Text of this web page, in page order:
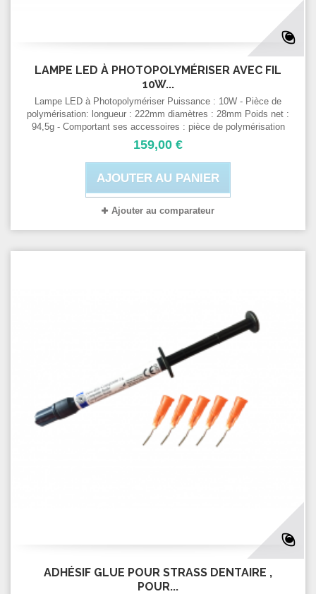
LAMPE LED À PHOTOPOLYMÉRISER AVEC FIL
10W...
Lampe LED à Photopolymériser Puissance : 10W - Pièce de
polymérisation: longueur : 222mm diamètres : 28mm Poids net :
94,5g - Comportant ses accessoires : pièce de polymérisation
table porteuse protection ovale fibre optique interrupteur
159,00 €
AJOUTER AU PANIER
Ajouter au comparateur
ADHÉSIF GLUE POUR STRASS DENTAIRE ,
POUR...